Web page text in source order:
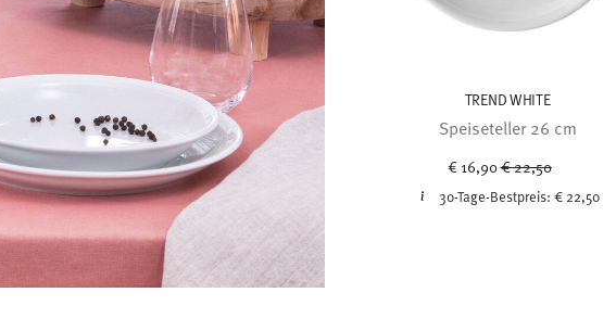
TREND WHITE
Speiseteller 26 cm
€ 16,90 Price reduced from
€ 22,50
30-Tage-Bestpreis:€ 22,50